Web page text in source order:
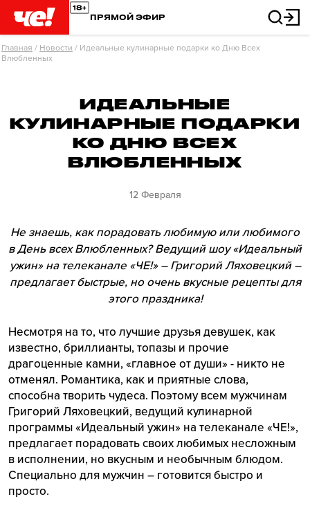
ПРЯМОЙ ЭФИР
Главная / Новости / Идеальные кулинарные подарки ко Дню Всех
Влюбленных
ИДЕАЛЬНЫЕ
КУЛИНАРНЫЕ ПОДАРКИ
КО ДНЮ ВСЕХ
ВЛЮБЛЕННЫХ
12 Февраля
Не знаешь, как порадовать любимую или любимого
в День всех Влюбленных? Ведущий шоу «Идеальный
ужин» на телеканале «ЧЕ!» – Григорий Ляховецкий –
предлагает быстрые, но очень вкусные рецепты для
этого праздника!
Несмотря на то, что лучшие друзья девушек, как
известно, бриллианты, топазы и прочие
драгоценные камни, «главное от души» - никто не
отменял. Романтика, как и приятные слова,
способна творить чудеса. Поэтому всем мужчинам
Григорий Ляховецкий, ведущий кулинарной
программы «Идеальный ужин» на телеканале «ЧЕ!»,
предлагает порадовать своих любимых несложным
в исполнении, но вкусным и необычным блюдом.
Специально для мужчин – готовится быстро и
просто.